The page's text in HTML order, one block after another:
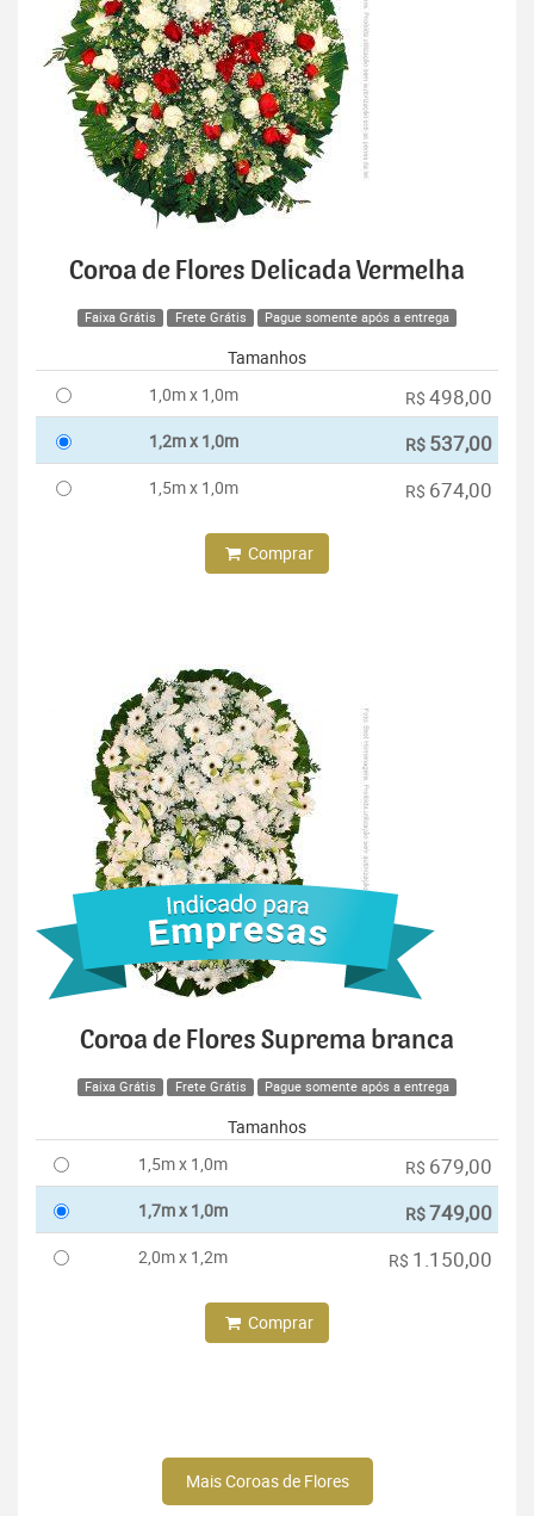
Coroa de Flores Delicada Vermelha
Faixa Grátis Frete Grátis Pague somente após a entrega
Tamanhos
1,0m x 1,0m
R$ 498,00
1,2m x 1,0m R$ 537,00
1,5m x 1,0m R$ 674,00
Comprar
Coroa de Flores Suprema branca
Faixa Grátis Frete Grátis Pague somente após a entrega
Tamanhos
1,5m x 1,0m
R$ 679,00
1,7m x 1,0m R$749,00
2,0m x 1,2m R$ 1.150,00
Comprar
Mais Coroas de Flores